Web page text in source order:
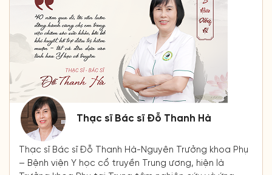
Thạc sĩ Bác sĩ Đỗ Thanh Hà
Thạc sĩ Bác sĩ Đỗ Thanh Hà-Nguyên Trưởng khoa Phụ
– Bệnh viện Y học cổ truyền Trung ương, hiện là